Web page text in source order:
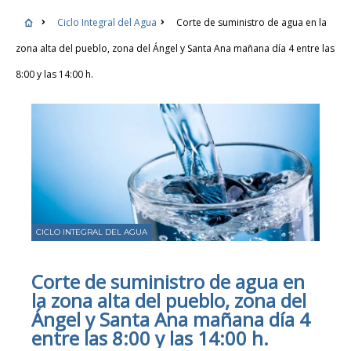
Ciclo Integral del Agua
Corte de suministro de agua en la
zona alta del pueblo, zona del Ángel y Santa Ana mañana día 4 entre las
8:00 y las 14:00 h.
CICLO INTEGRAL DEL AGUA
Corte de suministro de agua en
la zona alta del pueblo, zona del
Ángel y Santa Ana mañana día 4
entre las 8:00 y las 14:00 h.